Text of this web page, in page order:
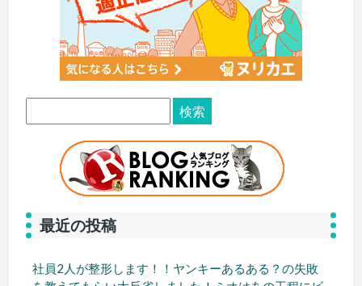
最近の投稿
社員2人が整形します！！ヤンキーあるある？の失敗